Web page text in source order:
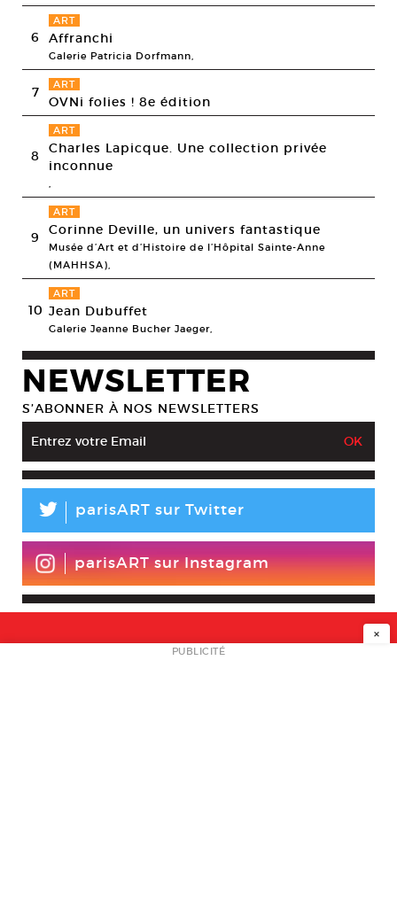
6
ART
Affranchi
Galerie Patricia Dorfmann,
7 ART
OVNi folies ! 8e édition
8
ART
Charles Lapicque. Une collection privée
inconnue
,
9
ART
Corinne Deville, un univers fantastique
Musée d’Art et d’Histoire de l’Hôpital Sainte-Anne
(MAHHSA),
10
ART
Jean Dubuffet
Galerie Jeanne Bucher Jaeger,
NEWSLETTER
S’ABONNER À NOS NEWSLETTERS
L parisART sur Twitter
parisART sur Instagram
NEWSLETTER
×
PUBLICITÉ